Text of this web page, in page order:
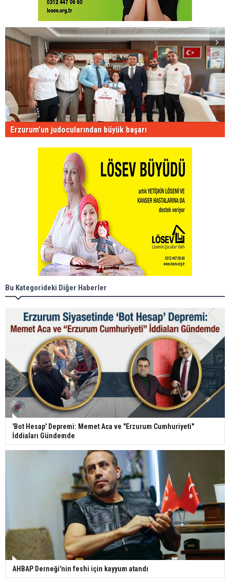
Erzurum'un judocularından büyük başarı
Bu Kategorideki Diğer Haberler
'Bot Hesap' Depremi: Memet Aca ve "Erzurum Cumhuriyeti"
İddiaları Gündemde
AHBAP Derneği'nin feshi için kayyum atandı